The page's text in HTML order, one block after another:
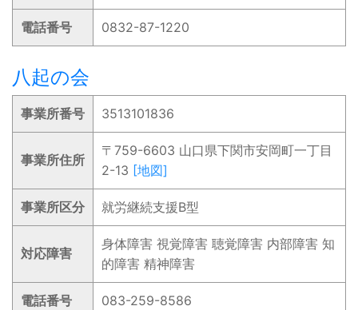
電話番号 0832-87-1220
八起の会
事業所番号 3513101836
事業所住所
〒759-6603 山口県下関市安岡町一丁目
2-13 [地図]
事業所区分 就労継続支援B型
対応障害
身体障害 視覚障害 聴覚障害 内部障害 知
的障害 精神障害
電話番号 083-259-8586